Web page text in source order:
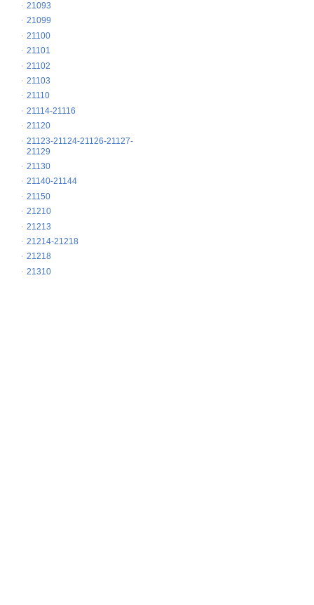
21093
21099
21100
21101
21102
21103
21110
21114-21116
21120
21123-21124-21126-21127-
21129
21130
21140-21144
21150
21210
21213
21214-21218
21218
21310